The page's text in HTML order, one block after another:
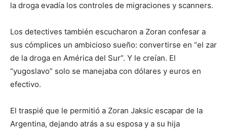
la droga evadía los controles de migraciones y scanners.
Los detectives también escucharon a Zoran confesar a
sus cómplices un ambicioso sueño: convertirse en “el zar
de la droga en América del Sur”. Y le creían. El
“yugoslavo” solo se manejaba con dólares y euros en
efectivo.
El traspié que le permitió a Zoran Jaksic escapar de la
Argentina, dejando atrás a su esposa y a su hija